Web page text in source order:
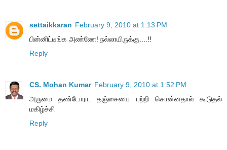
settaikkaran February 9, 2010 at 1:13 PM
பின்னிட்டீங்க அண்ணே! நல்லாயிருக்கு....!!
Reply
CS. Mohan Kumar February 9, 2010 at 1:52 PM
அருமை தண்டோரா. தஞ்சையை பற்றி சொன்னதால் கூடுதல்
மகிழ்ச்சி
Reply